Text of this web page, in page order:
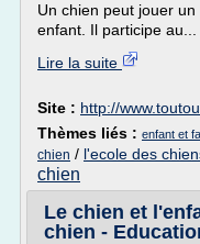
Un chien peut jouer
enfant. Il participe au...
Lire la suite
Site : http://
Thèmes liés : enfant et
chien / l'ecole des
chien
Le chien et
chien -